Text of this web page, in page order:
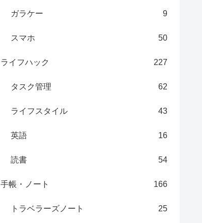
ガラケー 9
スマホ 50
ライフハック 227
タスク管理 62
ライフスタイル 43
英語 16
読書 54
手帳・ノート 166
トラベラーズノート 25